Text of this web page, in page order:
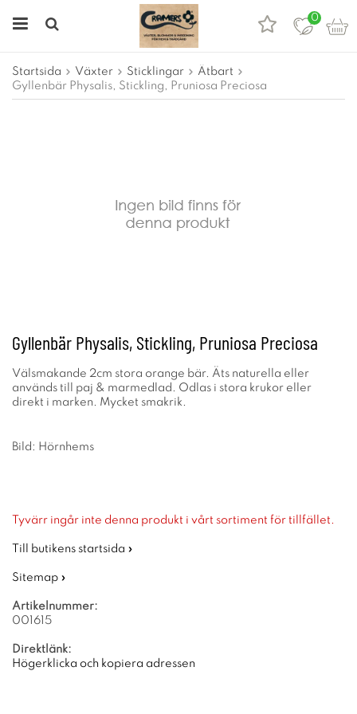
0
Startsida Växter Sticklingar
Ätbart
Gyllenbär Physalis, Stickling, Pruniosa Preciosa
Gyllenbär Physalis, Stickling, Pruniosa Preciosa
Välsmakande 2cm stora orange bär. Äts naturella eller
används till paj & marmedlad. Odlas i stora krukor eller
direkt i marken. Mycket smakrik.
Bild: Hörnhems
Tyvärr ingår inte denna produkt i vårt sortiment för tillfället.
Till butikens startsida »
Sitemap »
Artikelnummer:
001615
Direktlänk:
Högerklicka och kopiera adressen